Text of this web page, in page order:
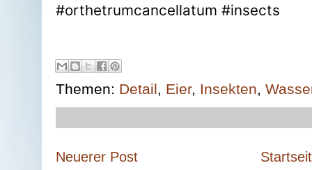
#orthetrumcancellatum #insects
Themen: Detail, Eier, Insekten,
Neuerer Post